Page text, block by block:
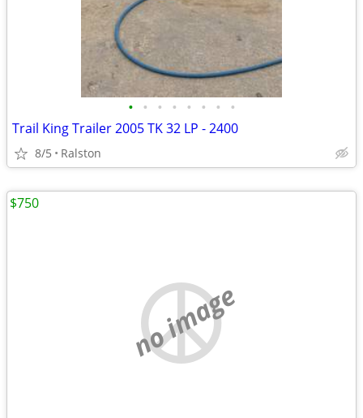
• • • • • • • •
Trail King Trailer 2005 TK 32 LP - 2400
8/5 Ralston
no image
$750